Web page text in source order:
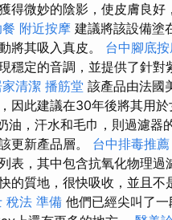
得微妙的陰影，使皮膚良好
附近按摩 建議將該設備塗
將其吸入真皮。 台中腳底
穩定的音調，並提供了針對
清潔 播筋堂 該產品由法國
因此建議在30年後將其用
油，汗水和毛巾，則過濾器
更新產品層。 台中排毒推薦
表，其中包含抗氧化物理過
的質地，很快吸收，並且不
稅法 準備 他們已經尖叫了